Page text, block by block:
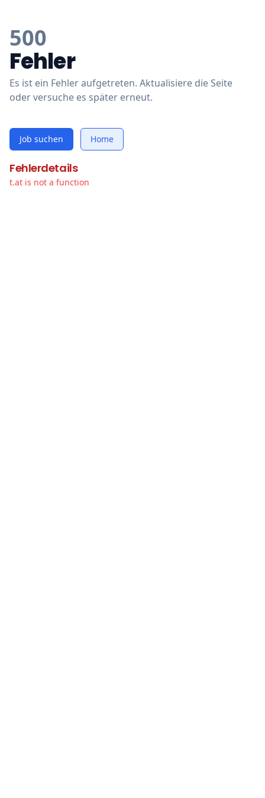
500
Fehler
Es ist ein Fehler aufgetreten. Aktualisiere die Seite
oder versuche es später erneut.
Job suchen Home
Fehlerdetails
t.at is not a function